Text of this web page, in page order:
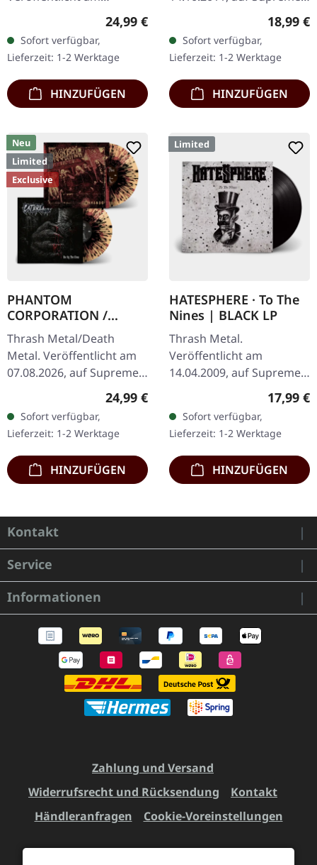
22.03.2024, auf Supreme
Chaos Records. Exklusives
'Malstrom
Clear/Grün/Schwarz
marmoriertes'…
Regulärer Preis:
24,99 €
Sofort verfügbar,
Lieferzeit: 1-2 Werktage
HINZUFÜGEN
Transparent rotes Vinyl
im Gatefold-Cover,
nummeriert, limitiert auf
400…
18,99 €
Sofort verfügbar,
Lieferzeit: 1-2 Werktage
HINZUFÜGEN
Neu
Limited
Exclusive
PHANTOM
CORPORATION /
CATBREATH ·
Commando / Die By
The Claw |
ORANGE/BLACK/RED
Thrash Metal/Death
Metal. Veröffentlicht am
07.08.2026, auf Supreme
Chaos Records. Oranges
Vinyl mit schwarzen und
roten Splattern im
schweren…
Regulärer Preis:
24,99 €
Sofort verfügbar,
Lieferzeit: 1-2 Werktage
HINZUFÜGEN
Limited
HATESPHERE · To The
Nines | BLACK LP
Thrash Metal.
Veröffentlicht am
14.04.2009, auf Supreme
Chaos Records. Das neue,
intensive und kraftvolle
Album der dänischen
Thrash Metal Könige ist…
17,99 €
Sofort verfügbar,
Lieferzeit: 1-2 Werktage
HINZUFÜGEN
Kontakt
Service
Informationen
Zahlung und Versand
Widerrufsrecht und Rücksendung
Kontakt
Händleranfragen
Cookie-Voreinstellungen